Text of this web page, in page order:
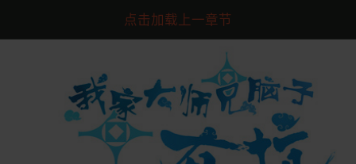
点击加载上一章节